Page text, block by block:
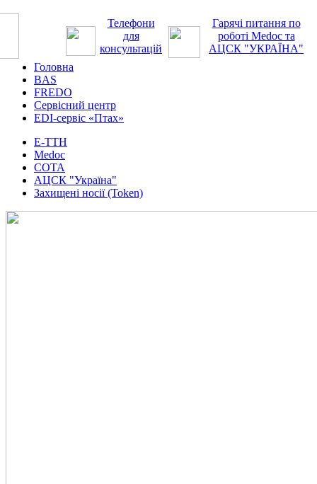
Телефони
для
консультацій
Гарячі питання по
роботі Medoc та
АЦСК "УКРАЇНА"
Головна
BAS
FREDO
Сервісний центр
EDI-сервіс «Птах»
Е-ТТН
Medoc
СОТА
АЦСК "Україна"
Захищені носії (Token)